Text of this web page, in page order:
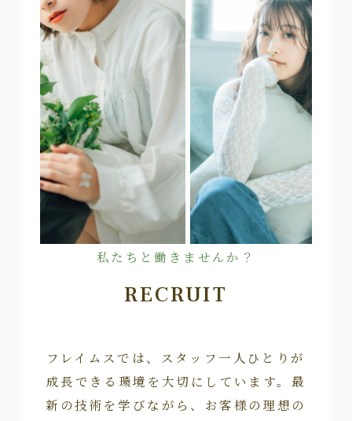
私たちと働きませんか？
RECRUIT
フレイムスでは、スタッフ一人ひとりが
成長できる環境を大切にしています。最
新の技術を学びながら、お客様の理想の